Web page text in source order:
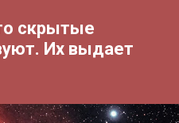
скрытые
Их выдает